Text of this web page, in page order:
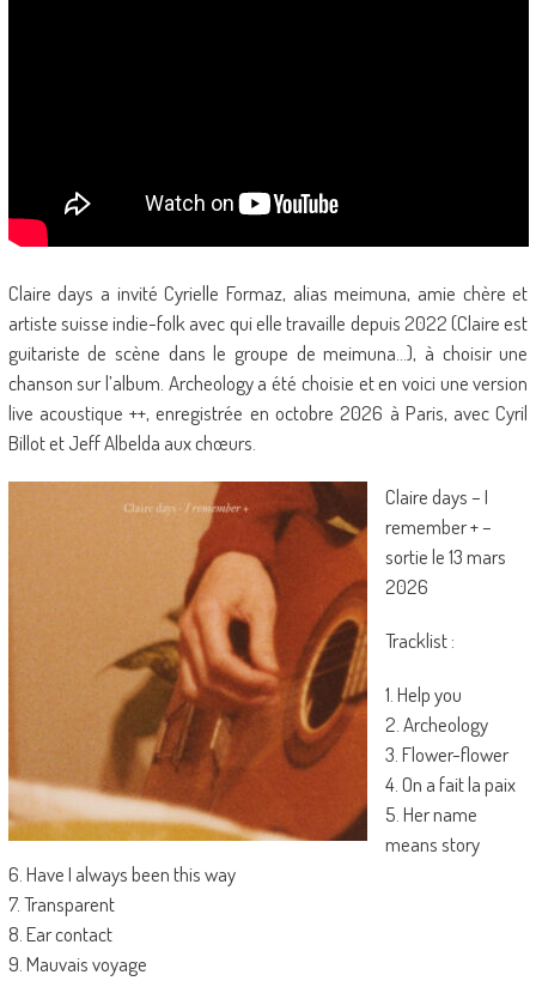
Claire days a invité Cyrielle Formaz, alias meimuna, amie chère et
artiste suisse indie-folk avec qui elle travaille depuis 2022 (Claire est
guitariste de scène dans le groupe de meimuna…), à choisir une
chanson sur l’album. Archeology a été choisie et en voici une version
live acoustique ++, enregistrée en octobre 2026 à Paris, avec Cyril
Billot et Jeff Albelda aux chœurs.
Claire days – I
remember + –
sortie le 13 mars
2026
Tracklist :
1. Help you
2. Archeology
3. Flower-flower
4. On a fait la paix
5. Her name
means story
6. Have I always been this way
7. Transparent
8. Ear contact
9. Mauvais voyage